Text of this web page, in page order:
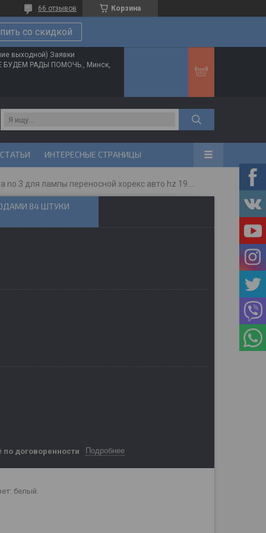
Корзина
66 отзывов
со скидкой
выходной) Заявки
БУДЕМ РАДЫ ПОМОЧЬ., Минск,
ИНТЕРЕСНЫЕ СТРАНИЦЫ
84 ШТУКИ
по договоренности Подробнее
белый.